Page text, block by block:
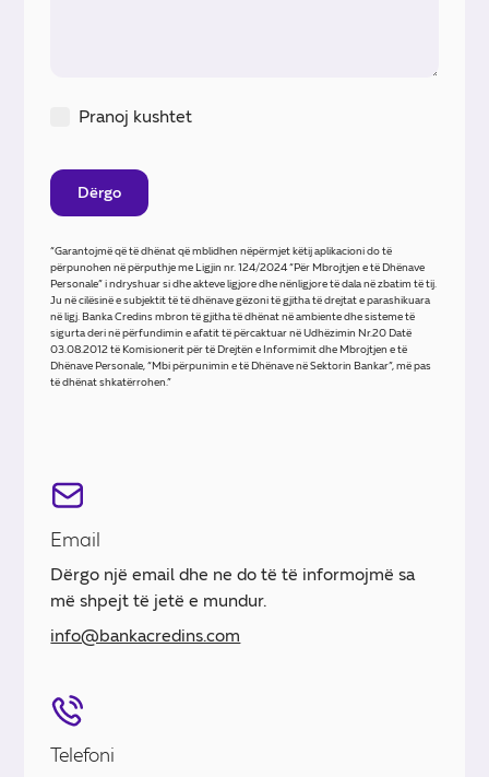
Pranoj kushtet
“Garantojmë që të dhënat që mblidhen nëpërmjet këtij aplikacioni do të
përpunohen në përputhje me Ligjin nr. 124/2024 “Për Mbrojtjen e të Dhënave
Personale” i ndryshuar si dhe akteve ligjore dhe nënligjore të dala në zbatim të tij.
Ju në cilësinë e subjektit të të dhënave gëzoni të gjitha të drejtat e parashikuara
në ligj. Banka Credins mbron të gjitha të dhënat në ambiente dhe sisteme të
sigurta deri në përfundimin e afatit të përcaktuar në Udhëzimin Nr.20 Datë
03.08.2012 të Komisionerit për të Drejtën e Informimit dhe Mbrojtjen e të
Dhënave Personale, “Mbi përpunimin e të Dhënave në Sektorin Bankar”, më pas
të dhënat shkatërrohen.”
Email
Dërgo një email dhe ne do të të informojmë sa
më shpejt të jetë e mundur.
info@bankacredins.com
Telefoni